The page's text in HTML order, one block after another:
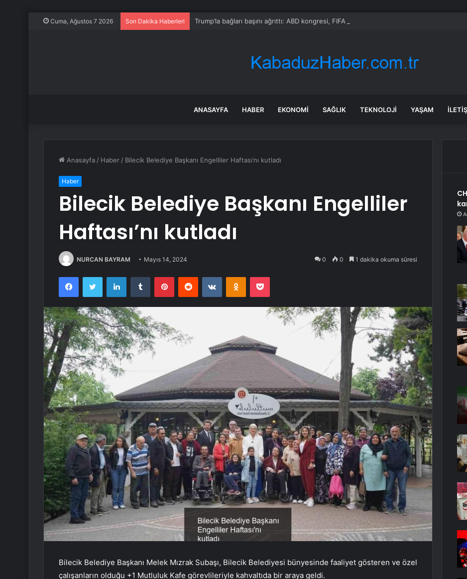
Cuma, Ağustos 7 2026 Son Dakika Haberleri Trump’la bağları başını ağrıttı: ABD kongresi, FIFA Başkanı hakkında soruşturma başlattı
ANASAYFA HABER EKONOMI SAĞLIK TEKNOLOJI YAŞAM
Anasayfa / Haber / Bilecik Belediye Başkanı Engelliler Haftası’nı kutladı
Haber
Bilecik Belediye Başkanı Engelliler
Haftası’nı kutladı
NURCAN BAYRAM Mayıs 14, 2024 0 0 1 dakika okuma süresi
FacebookTwitter LinkedInTumblr PinterestReddit VKontakteOdnoklassniki
Pocket
Bilecik Belediye Başkanı Melek Mızrak Subaşı, Bilecik Belediyesi bünyesinde faaliyet gösteren ve özel
çalışanların olduğu +1 Mutluluk Kafe görevlileriyle kahvaltıda bir araya geldi.